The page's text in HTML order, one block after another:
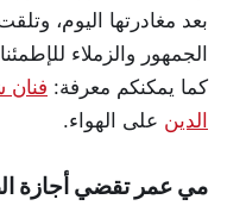
بعد مغادرتها اليوم،
الجمهور والزملاء
كما يمكنكم معرفة:
الدين على الهواء.
مي عمر تقضي أجازة